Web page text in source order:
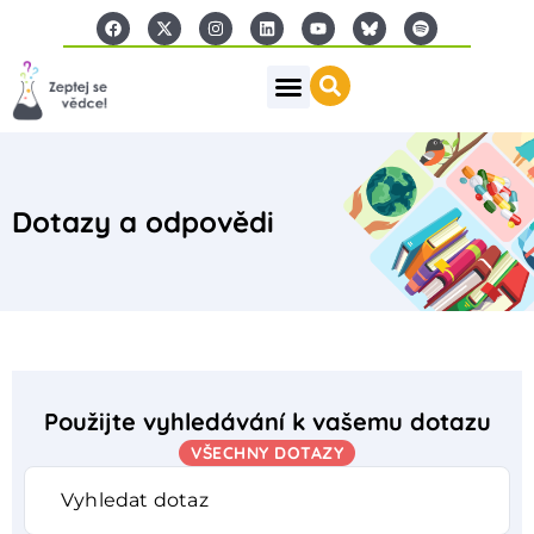
Dotazy a odpovědi
Použijte vyhledávání k vašemu dotazu
VŠECHNY DOTAZY